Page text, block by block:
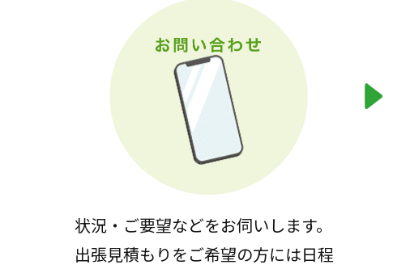
状況・ご要望などをお伺いします。
出張見積もりをご希望の方には日程